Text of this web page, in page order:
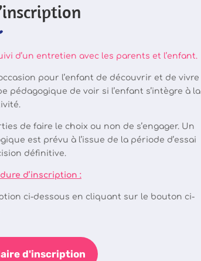
d’un entretien avec les parents et l’enfant.
pour l’enfant de découvrir et de vivre
pédagogique de voir si l’enfant s’intègre à la
de faire le choix ou non de s’engager. Un
est prévu à l’issue de la période d’essai
définitive.
d’inscription :
ci-dessous en cliquant sur le bouton ci-
d'inscription